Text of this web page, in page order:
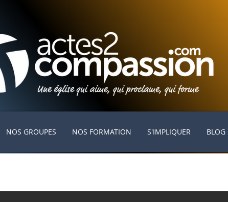
NOS GROUPES NOS FORMATION S'IMPLIQUER BLOG